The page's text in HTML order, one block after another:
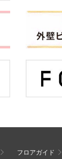
フロアガイド